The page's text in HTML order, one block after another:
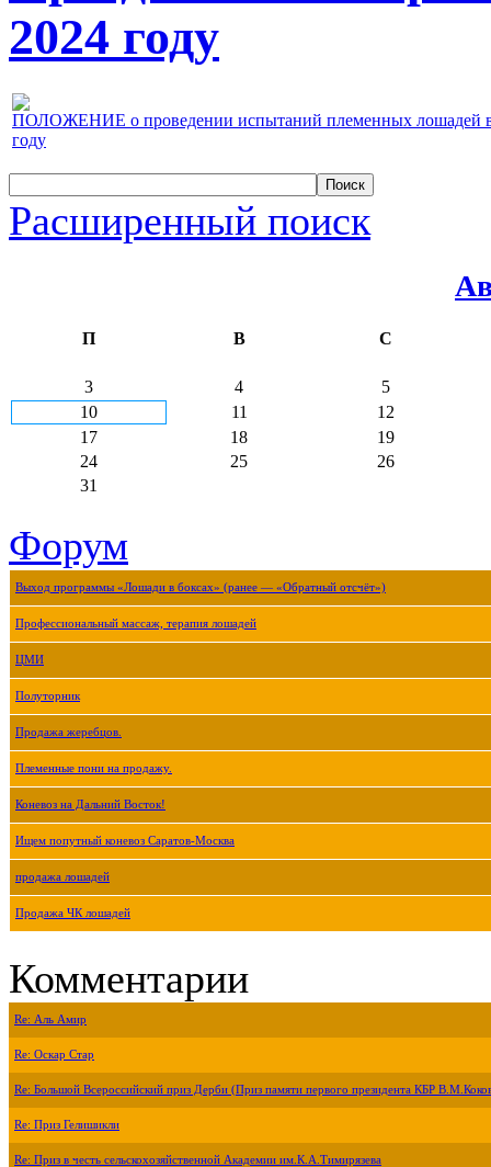
2024 году
ПОЛОЖЕНИЕ о проведении испытаний племенных лошадей
году
Расширенный поиск
П В С
3 4
5
10
11
12
17
18
19
24
25
26
31
Форум
Выход программы «Лошади в боксах» (ранее — «Обратный отсчёт»)
Профессиональный массаж, терапия лошадей
ЦМИ
Полуторник
Продажа жеребцов.
Племенные пони на продажу.
Коневоз на Дальний Восток!
Ищем попутный коневоз Саратов-Москва
продажа лошадей
Продажа ЧК лошадей
Комментарии
Re: Аль Амир
Re: Оскар Стар
Re: Большой Всероссийский приз Дерби (Приз памяти первого президента КБР
Re: Приз Гелишикли
Re: Приз в честь сельскохозяйственной Академии им.К.А.Тимирязева